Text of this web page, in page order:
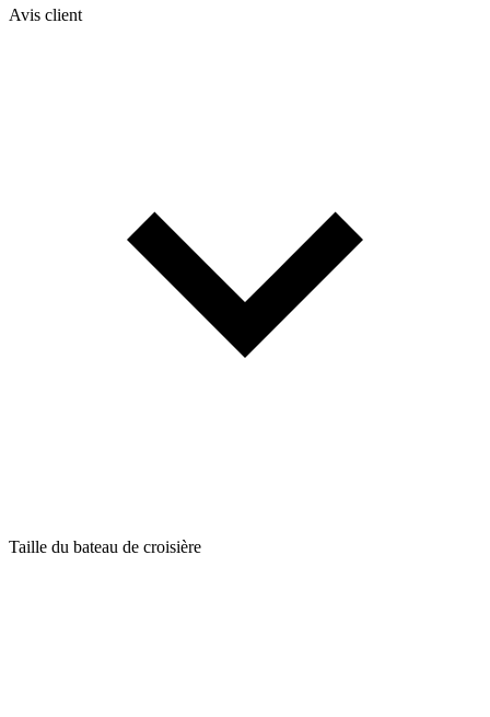
Avis client
Taille du bateau de croisière